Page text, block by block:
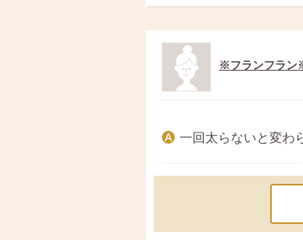
ト
ア
※フランフラン
一回太らないと変わ